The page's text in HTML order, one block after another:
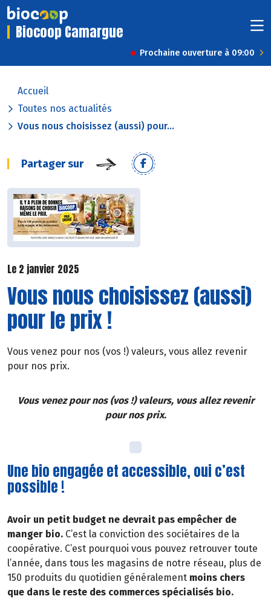
Biocoop Camargue
Prochaine ouverture à 09:00
Accueil
Toutes nos actualités
Vous nous choisissez (aussi) pour...
Partager sur
Le 2 janvier 2025
Vous nous choisissez (aussi)
pour le prix !
Vous venez pour nos (vos !) valeurs, vous allez revenir
pour nos prix.
Vous venez pour nos (vos !) valeurs, vous allez revenir
pour nos prix.
Une bio engagée et accessible, oui c’est
possible !
Avoir un petit budget ne devrait pas empêcher de
manger bio. C’est la conviction des sociétaires de la
coopérative. C’est pourquoi vous pouvez retrouver toute
l’année, dans tous les magasins de notre réseau, plus de
150 produits du quotidien généralement moins chers
que dans le reste des commerces spécialisés bio.